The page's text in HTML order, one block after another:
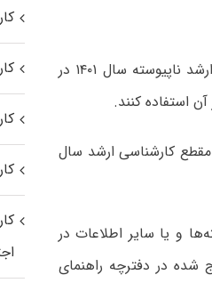
زرین آمیزی اضافه کرد: رشته‌ها و مواد امتحانی آزمون ورودی مقطع کارشناسی ارشد ناپیوسته سال ۱۴۰۱ در
استفاده کنند.
کارشناسی ارشد سال
و یا سایر اطلاعات در
شده در دفترچه راهنمای